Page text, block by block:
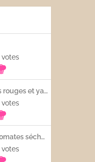
votes
Smoothie fruits rouges et yaourt
votes
Tapenade de tomates séchées
votes